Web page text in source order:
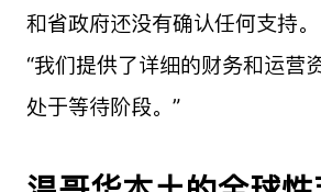
和省政府还没有确认任何支持。
“我们提供了详细的财务和运
处于等待阶段。”